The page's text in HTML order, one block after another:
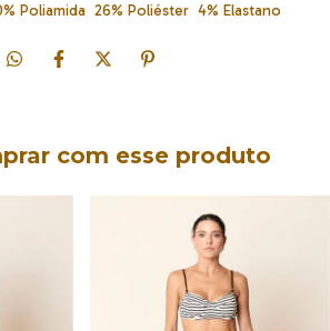
Poliamida 26% Poliéster 4% Elastano
com esse produto